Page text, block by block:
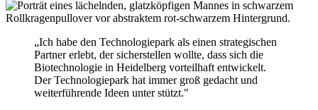
„Ich habe den Technologiepark als einen strategischen
Partner erlebt, der sicherstellen wollte, dass sich die
Biotechnologie in Heidelberg vorteilhaft entwickelt.
Der Technologiepark hat immer groß gedacht und
weiterführende Ideen unter stützt."